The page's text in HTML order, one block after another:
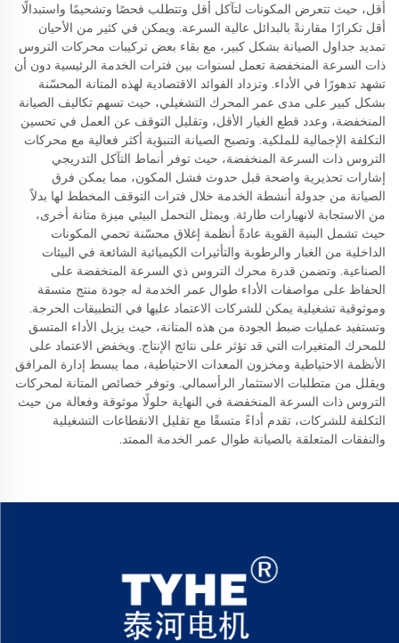
أقل، حيث تتعرض المكونات لتآكل أقل وتتطلب فحصًا وتشحيمًا واستبدالًا
أقل تكرارًا مقارنةً بالبدائل عالية السرعة. ويمكن في كثير من الأحيان
تمديد جداول الصيانة بشكل كبير، مع بقاء بعض تركيبات محركات التروس
ذات السرعة المنخفضة تعمل لسنوات بين فترات الخدمة الرئيسية دون أن
تشهد تدهورًا في الأداء. وتزداد الفوائد الاقتصادية لهذه المتانة المحسّنة
بشكل كبير على مدى عمر المحرك التشغيلي، حيث تسهم تكاليف الصيانة
المنخفضة، وعدد قطع الغيار الأقل، وتقليل التوقف عن العمل في تحسين
التكلفة الإجمالية للملكية. وتصبح الصيانة التنبؤية أكثر فعالية مع محركات
التروس ذات السرعة المنخفضة، حيث توفر أنماط التآكل التدريجي
إشارات تحذيرية واضحة قبل حدوث فشل المكون، مما يمكن فرق
الصيانة من جدولة أنشطة الخدمة خلال فترات التوقف المخطط لها بدلاً
من الاستجابة لانهيارات طارئة. ويمثل التحمل البيئي ميزة متانة أخرى،
حيث تشمل البنية القوية عادةً أنظمة إغلاق محسّنة تحمي المكونات
الداخلية من الغبار والرطوبة والتأثيرات الكيميائية الشائعة في البيئات
الصناعية. وتضمن قدرة محرك التروس ذي السرعة المنخفضة على
الحفاظ على مواصفات الأداء طوال عمر الخدمة له جودة منتج متسقة
وموثوقية تشغيلية يمكن للشركات الاعتماد عليها في التطبيقات الحرجة.
وتستفيد عمليات ضبط الجودة من هذه المتانة، حيث يزيل الأداء المتسق
للمحرك المتغيرات التي قد تؤثر على نتائج الإنتاج. ويخفض الاعتماد على
الأنظمة الاحتياطية ومخزون المعدات الاحتياطية، مما يبسط إدارة المرافق
ويقلل من متطلبات الاستثمار الرأسمالي. وتوفر خصائص المتانة لمحركات
التروس ذات السرعة المنخفضة في النهاية حلولًا موثوقة وفعالة من حيث
التكلفة للشركات، تقدم أداءً متسقًا مع تقليل الانقطاعات التشغيلية
والنفقات المتعلقة بالصيانة طوال عمر الخدمة الممتد.